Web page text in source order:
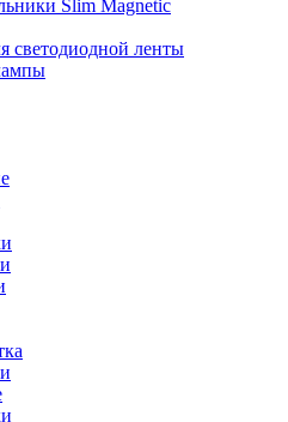
Slim Magnetic
светодиодной ленты